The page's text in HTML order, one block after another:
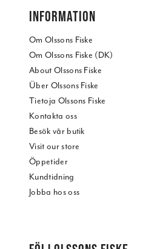
INFORMATION
Om Olssons Fiske
Om Olssons Fiske (DK)
About Olssons Fiske
Über Olssons Fiske
Tietoja Olssons Fiske
Kontakta oss
Besök vår butik
Visit our store
Öppetider
Kundtidning
Jobba hos oss